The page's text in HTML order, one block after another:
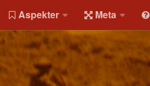
Aspekter Meta